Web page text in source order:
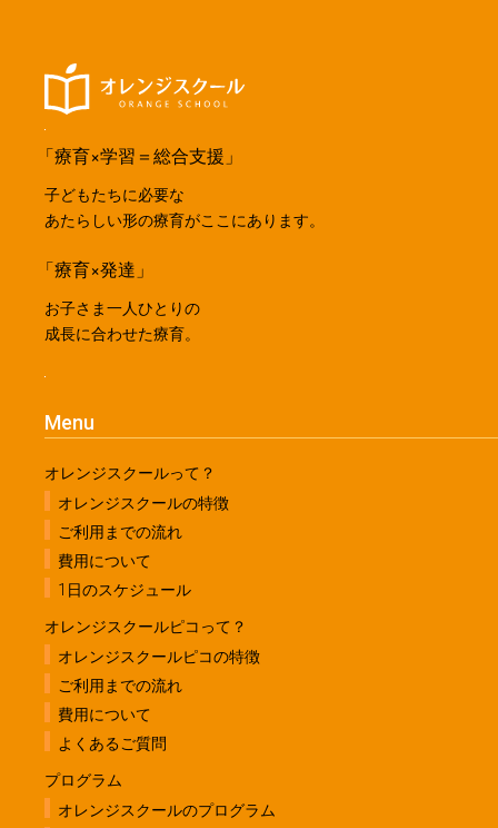
「療育×学習＝総合支援」
子どもたちに必要な
あたらしい形の療育がここにあります。
「療育×発達」
お子さま一人ひとりの
成長に合わせた療育。
Menu
オレンジスクールって？
オレンジスクールの特徴
ご利用までの流れ
費用について
1日のスケジュール
オレンジスクールピコって？
オレンジスクールピコの特徴
ご利用までの流れ
費用について
よくあるご質問
プログラム
オレンジスクールのプログラム